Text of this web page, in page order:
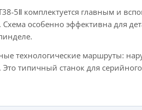
5Ⅱ комплектуется главным и
особенно эффективна для
технологические маршруты:
типичный станок для